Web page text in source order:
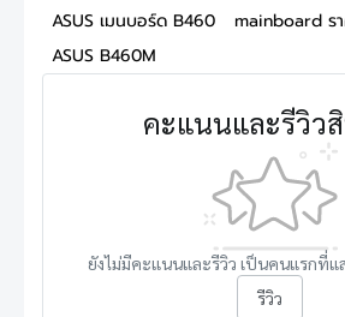
ASUS เมนบอร์ด B460
mainboard ร
ASUS B460M
คะแนนและรีวิว
ยังไม่มีคะแนนและรีวิว เป็นคนแรกที่แ
รีวิว